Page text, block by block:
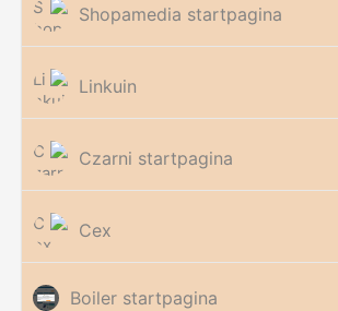
Shopamedia startpagina
Linkuin
Czarni startpagina
Cex
Boiler startpagina